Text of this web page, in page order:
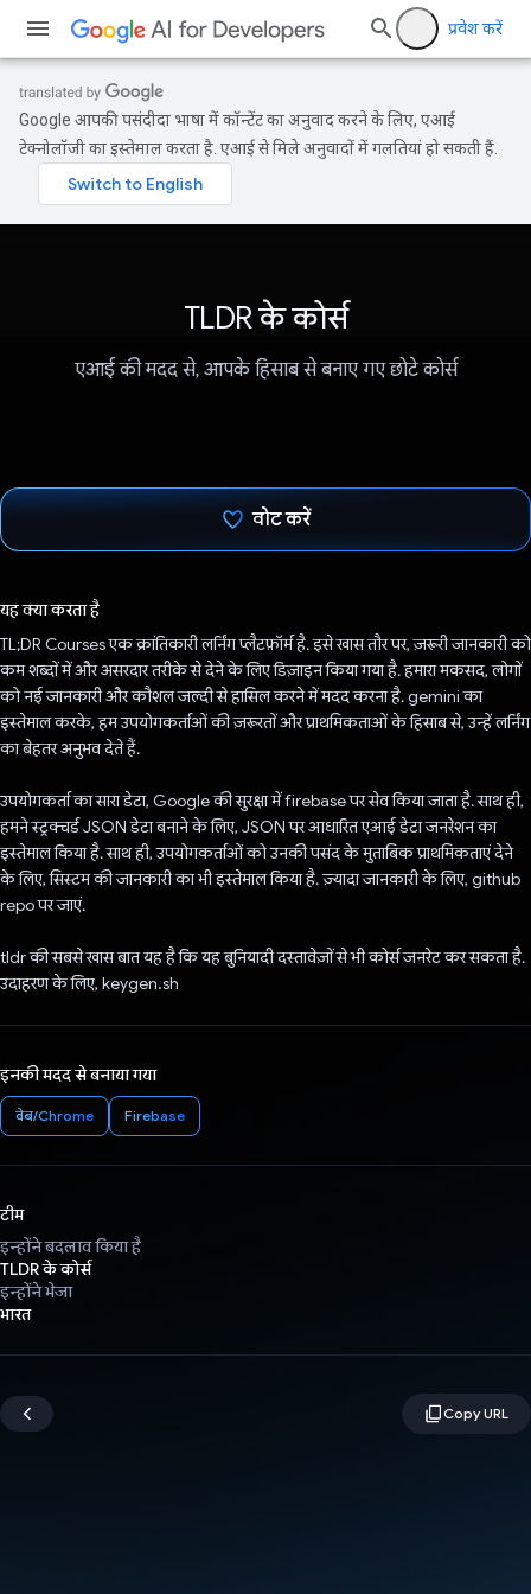
प्रवेश करें
Google आपकी पसंदीदा भाषा में कॉन्टेंट का अनुवाद करने के लिए, एआई
टेक्नोलॉजी का इस्तेमाल करता है. एआई से मिले अनुवादों में गलतियां हो सकती हैं.
TLDR के कोर्स
एआई की मदद से, आपके हिसाब से बनाए गए छोटे कोर्स
वोट करें
यह क्या करता है
TL;DR Courses एक क्रांतिकारी लर्निंग प्लैटफ़ॉर्म है. इसे खास तौर पर, ज़रूरी जानकारी को
कम शब्दों में और असरदार तरीके से देने के लिए डिज़ाइन किया गया है. हमारा मकसद, लोगों
को नई जानकारी और कौशल जल्दी से हासिल करने में मदद करना है. gemini का
इस्तेमाल करके, हम उपयोगकर्ताओं की ज़रूरतों और प्राथमिकताओं के हिसाब से, उन्हें लर्निंग
का बेहतर अनुभव देते हैं.
उपयोगकर्ता का सारा डेटा, Google की सुरक्षा में firebase पर सेव किया जाता है. साथ ही,
हमने स्ट्रक्चर्ड JSON डेटा बनाने के लिए, JSON पर आधारित एआई डेटा जनरेशन का
इस्तेमाल किया है. साथ ही, उपयोगकर्ताओं को उनकी पसंद के मुताबिक प्राथमिकताएं देने
के लिए, सिस्टम की जानकारी का भी इस्तेमाल किया है. ज़्यादा जानकारी के लिए, github
repo पर जाएं.
tldr की सबसे खास बात यह है कि यह बुनियादी दस्तावेज़ों से भी कोर्स जनरेट कर सकता है.
उदाहरण के लिए, keygen.sh
इनकी मदद से बनाया गया
वेब/Chrome Firebase
टीम
इन्होंने बदलाव किया है
TLDR के कोर्स
इन्होंने भेजा
भारत